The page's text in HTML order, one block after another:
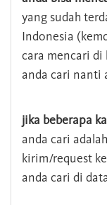
yang sudah
Indonesia
cara mencari
anda cari nanti
jika beberapa
anda cari
kirim/request
anda cari di